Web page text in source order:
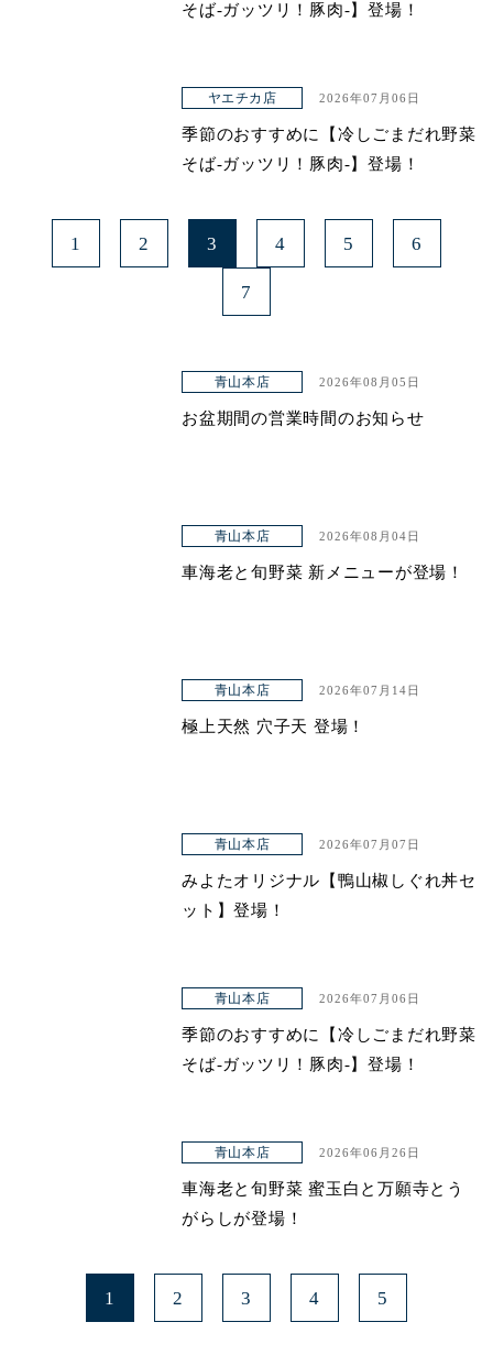
そば-ガッツリ！豚肉-】登場！
ヤエチカ店 2026年07月06日
季節のおすすめに【冷しごまだれ野菜
そば-ガッツリ！豚肉-】登場！
1 2 3 4 5 6
7
青山本店 2026年08月05日
お盆期間の営業時間のお知らせ
青山本店 2026年08月04日
車海老と旬野菜 新メニューが登場！
青山本店 2026年07月14日
極上天然 穴子天 登場！
青山本店 2026年07月07日
みよたオリジナル【鴨山椒しぐれ丼セ
ット】登場！
青山本店 2026年07月06日
季節のおすすめに【冷しごまだれ野菜
そば-ガッツリ！豚肉-】登場！
青山本店 2026年06月26日
車海老と旬野菜 蜜玉白と万願寺とう
がらしが登場！
1 2 3 4 5